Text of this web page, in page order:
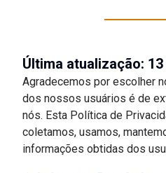
Última atualização:
Agradecemos por escolher
dos nossos usuários é de
nós. Esta Política de
coletamos, usamos,
informações obtidas dos